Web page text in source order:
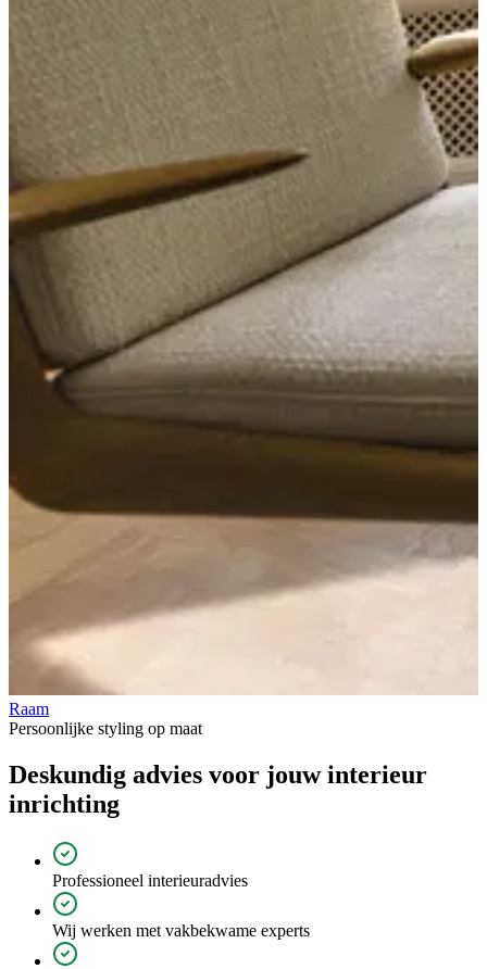
Raam
Persoonlijke styling op maat
Deskundig advies voor jouwinterieur
inrichting
Professioneel interieuradvies
Wij werken met vakbekwame experts